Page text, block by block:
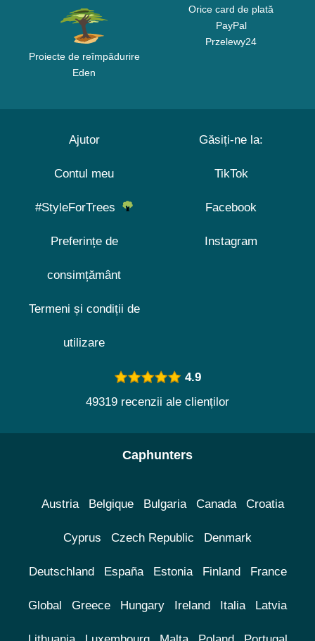
Proiecte de reîmpădurire
Eden
Orice card de plată
PayPal
Przelewy24
Ajutor
Contul meu
#StyleForTrees
Preferințe de
consimțământ
Termeni și condiții de
utilizare
Găsiți-ne la:
TikTok
Facebook
Instagram
4.9
49319 recenzii ale clienților
Caphunters
Austria Belgique Bulgaria Canada Croatia
Cyprus Czech Republic Denmark
Deutschland España Estonia Finland France
Global Greece Hungary Ireland Italia Latvia